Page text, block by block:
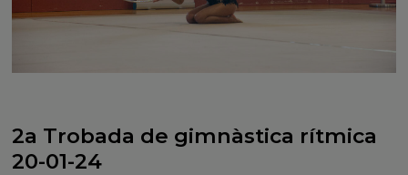
2a Trobada de gimnàstica rítmica
20-01-24